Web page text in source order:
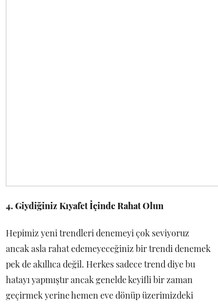
4. Giydiğiniz Kıyafet İçinde Rahat Olun
Hepimiz yeni trendleri denemeyi çok seviyoruz
ancak asla rahat edemeyeceğiniz bir trendi denemek
pek de akıllıca değil. Herkes sadece trend diye bu
hatayı yapmıştır ancak genelde keyifli bir zaman
geçirmek yerine hemen eve dönüp üzerimizdeki